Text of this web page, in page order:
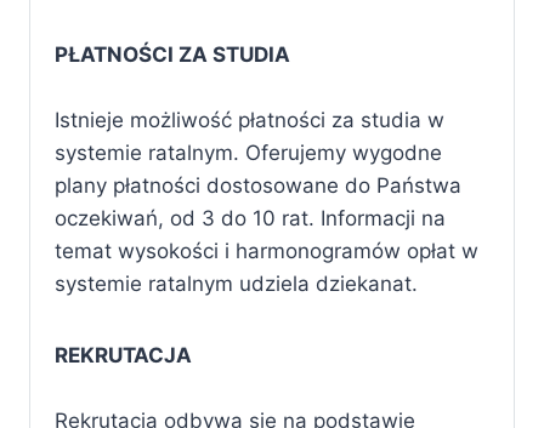
PŁATNOŚCI ZA STUDIA
Istnieje możliwość płatności za studia w
systemie ratalnym. Oferujemy wygodne
plany płatności dostosowane do Państwa
oczekiwań, od 3 do 10 rat. Informacji na
temat wysokości i harmonogramów opłat w
systemie ratalnym udziela dziekanat.
REKRUTACJA
Rekrutacja odbywa się na podstawie